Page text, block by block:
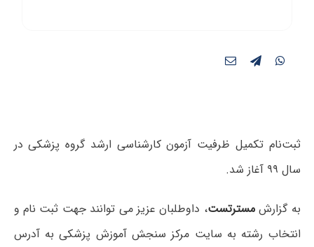
ثبت‌نام تکمیل ظرفیت آزمون کارشناسی ارشد گروه پزشکی در
سال ۹۹ آغاز شد.
به گزارشمسترتست، داوطلبان عزیز می توانند جهت ثبت نام و
انتخاب رشته به سایت مرکز سنجش آموزش پزشکی به آدرس